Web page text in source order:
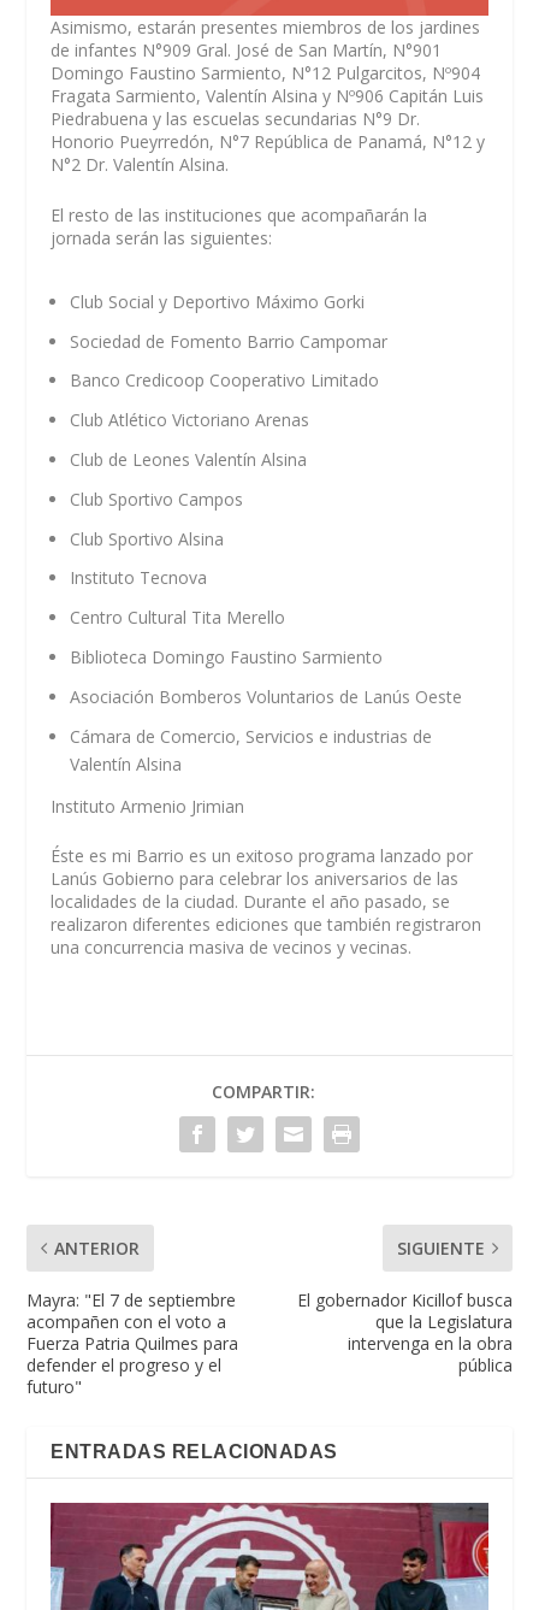
Asimismo, estarán presentes miembros de los jardines
de infantes N°909 Gral. José de San Martín, N°901
Domingo Faustino Sarmiento, N°12 Pulgarcitos, Nº904
Fragata Sarmiento, Valentín Alsina y Nº906 Capitán Luis
Piedrabuena y las escuelas secundarias N°9 Dr.
Honorio Pueyrredón, N°7 República de Panamá, N°12 y
N°2 Dr. Valentín Alsina.
El resto de las instituciones que acompañarán la
jornada serán las siguientes:
Club Social y Deportivo Máximo Gorki
Sociedad de Fomento Barrio Campomar
Banco Credicoop Cooperativo Limitado
Club Atlético Victoriano Arenas
Club de Leones Valentín Alsina
Club Sportivo Campos
Club Sportivo Alsina
Instituto Tecnova
Centro Cultural Tita Merello
Biblioteca Domingo Faustino Sarmiento
Asociación Bomberos Voluntarios de Lanús Oeste
Cámara de Comercio, Servicios e industrias de
Valentín Alsina
Instituto Armenio Jrimian
Éste es mi Barrio es un exitoso programa lanzado por
Lanús Gobierno para celebrar los aniversarios de las
localidades de la ciudad. Durante el año pasado, se
realizaron diferentes ediciones que también registraron
una concurrencia masiva de vecinos y vecinas.
COMPARTIR:
ANTERIOR
Mayra: "El 7 de septiembre
acompañen con el voto a
Fuerza Patria Quilmes para
defender el progreso y el
futuro"
SIGUIENTE
El gobernador Kicillof busca
que la Legislatura
intervenga en la obra
pública
ENTRADAS RELACIONADAS